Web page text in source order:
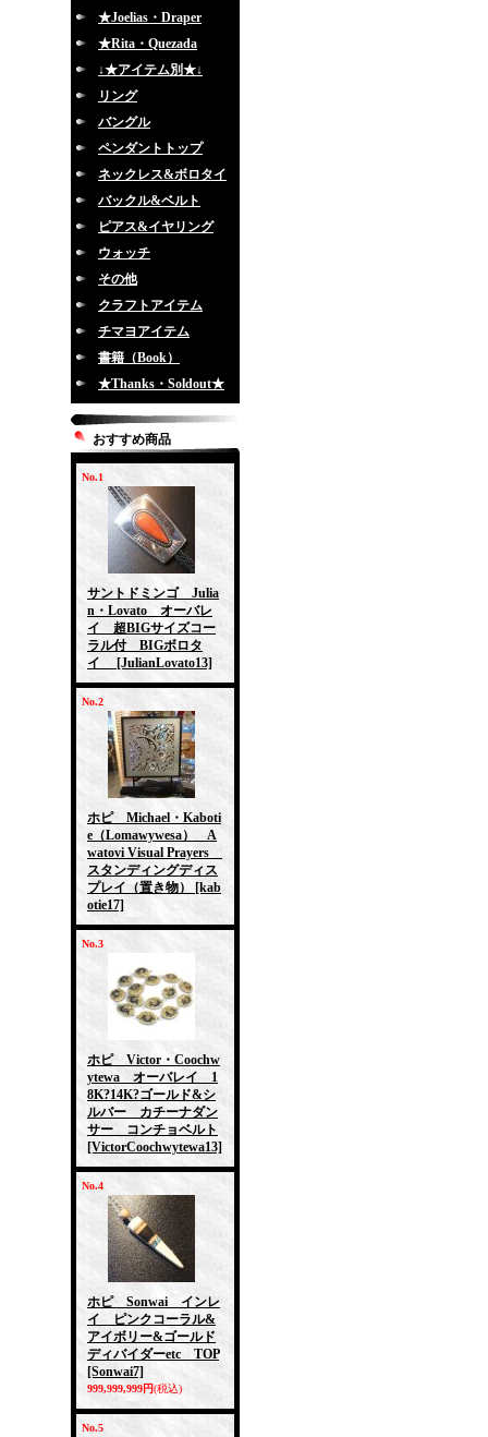
★Joelias・Draper
★Rita・Quezada
↓★アイテム別★↓
リング
バングル
ペンダントトップ
ネックレス&ボロタイ
バックル&ベルト
ピアス&イヤリング
ウォッチ
その他
クラフトアイテム
チマヨアイテム
書籍（Book）
★Thanks・Soldout★
おすすめ商品
No.1
サントドミンゴ Julia
n・Lovato オーバレ
イ 超BIGサイズコー
ラル付 BIGボロタ
イ
[JulianLovato13]
No.2
ホピ Michael・Kaboti
e（Lomawywesa） A
watovi Visual Prayers
スタンディングディス
プレイ（置き物）
[kab
otie17]
No.3
ホピ Victor・Coochw
ytewa オーバレイ 1
8K?14K?ゴールド&シ
ルバー カチーナダン
サー コンチョベルト
[VictorCoochwytewa13]
No.4
ホピ Sonwai インレ
イ ピンクコーラル&
アイボリー&ゴールド
ディバイダーetc TOP
[Sonwai7]
999,999,999円(税込)
No.5